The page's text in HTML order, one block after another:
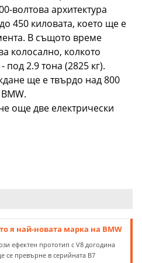
волтова архитектура
450 киловата, което ще е
В същото време
колосално, колкото
под 2.9 тона (2825 кг).
ще е твърдо над 800
още две електрически
я най-новата марка на BMW
ефектен прототип с V8 догодина
се превърне в серийната B7